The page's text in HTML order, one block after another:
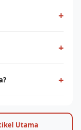
+
kain,
+
+
dan
Anda cepat
Utama